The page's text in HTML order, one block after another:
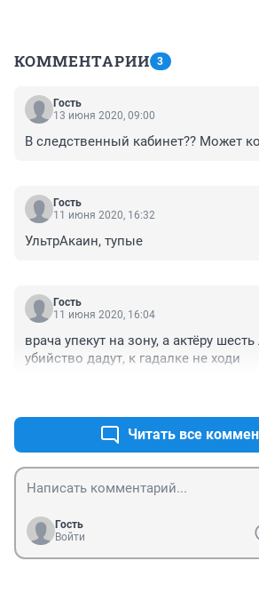
КОММЕНТАРИИ 3
Гость
13 июня 2020, 09:00
В следственный кабинет?? Может
Гость
11 июня 2020, 16:32
УльтрАкаин, тупые
Гость
11 июня 2020, 16:04
врача упекут на зону, а актёру
убийство дадут, к гадалке не ходи
Читать все
Гость
Войти